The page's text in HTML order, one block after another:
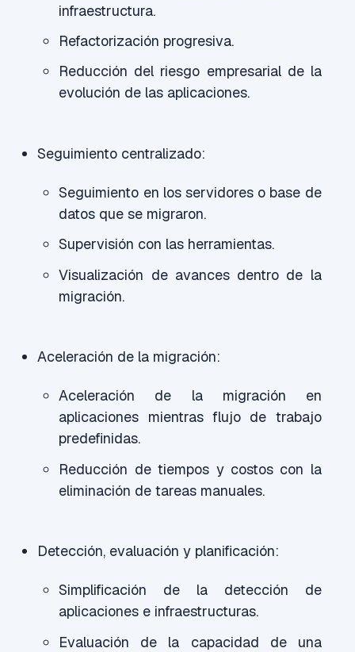
infraestructura.
Refactorización progresiva.
Reducción del riesgo empresarial de la
evolución de las aplicaciones.
Seguimiento centralizado:
Seguimiento en los servidores o base de
datos que se migraron.
Supervisión con las herramientas.
Visualización de avances dentro de la
migración.
Aceleración de la migración:
Aceleración de la migración en
aplicaciones mientras flujo de trabajo
predefinidas.
Reducción de tiempos y costos con la
eliminación de tareas manuales.
Detección, evaluación y planificación:
Simplificación de la detección de
aplicaciones e infraestructuras.
Evaluación de la capacidad de una